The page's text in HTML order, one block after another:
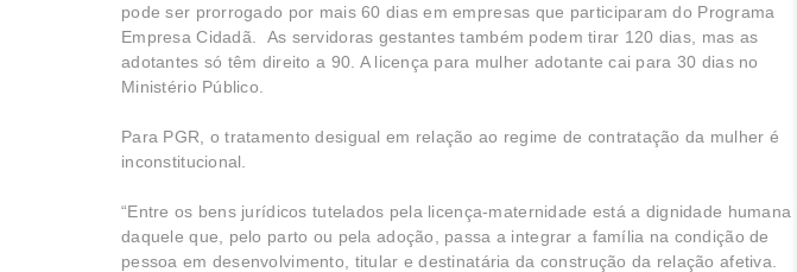
pode ser prorrogado por mais 60 dias em empresas que participaram do Programa
Empresa Cidadã. As servidoras gestantes também podem tirar 120 dias, mas as
adotantes só têm direito a 90. A licença para mulher adotante cai para 30 dias no
Ministério Público.
Para PGR, o tratamento desigual em relação ao regime de contratação da mulher é
inconstitucional.
“Entre os bens jurídicos tutelados pela licença-maternidade está a dignidade humana
daquele que, pelo parto ou pela adoção, passa a integrar a família na condição de
pessoa em desenvolvimento, titular e destinatária da construção da relação afetiva.